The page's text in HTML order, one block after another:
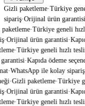
Gizli paketleme·Türkiye
sipariş·Orijinal ürün garantisi
·Türkiye geneli
·Orijinal ürün garantisi·
·Türkiye geneli hızlı
·Kapıda ödeme
·WhatsApp ile kolay sipariş·
·Gizli paketleme·Türkiye
·Orijinal ürün garantisi·
·Türkiye geneli hızlı